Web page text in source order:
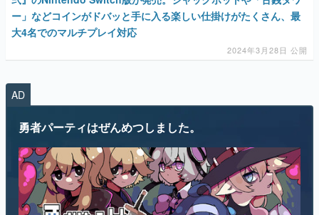
ー」などコインがドバッと手に入る楽しい仕掛けがたくさん、最
大4名でのマルチプレイ対応
2024年3月28日 公開
AD
勇者パーティはぜんめつしました。